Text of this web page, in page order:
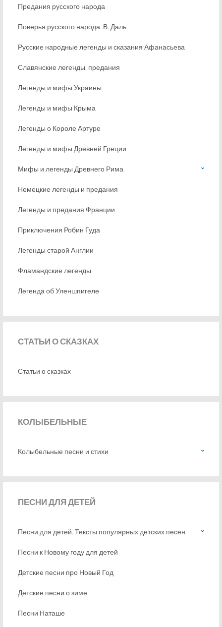
Предания русского народа
Поверья русского народа. В. Даль
Русские народные легенды и сказания Афанасьева
Славянские легенды, предания
Легенды и мифы Украины
Легенды и мифы Крыма
Легенды о Короле Артуре
Легенды и мифы Древней Греции
Мифы и легенды Древнего Рима
Немецкие легенды и предания
Легенды и предания Франции
Приключения Робин Гуда
Легенды старой Англии
Фламандские легенды
Легенда об Уленшпигеле
СТАТЬИО СКАЗКАХ
Статьи о сказках
КОЛЫБЕЛЬНЫЕ
Колыбельные песни и стихи
ПЕСНИДЛЯ ДЕТЕЙ
Песни для детей. Тексты популярных детских песен
Песни к Новому году для детей
Детские песни про Новый Год
Детские песни о зиме
Песни Наташе